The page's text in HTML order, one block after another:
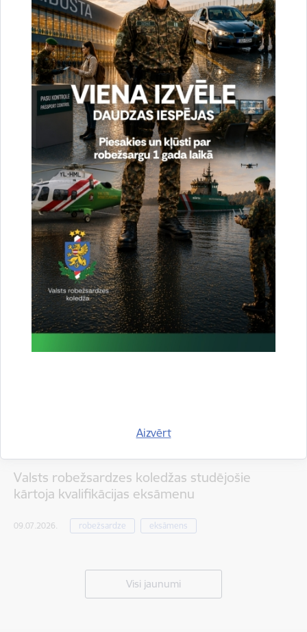
Aizvērt
Aizvadīts Valsts robežsardzes koledžas īsā cikla
profesionālās augstākās izglītības studiju
programmas „Robežapsardze” pilna laika 22.
izlaidums
13.07.2026. izlaidums robežsargs
Valsts robežsardzes koledžas studējošie
kārtoja kvalifikācijas eksāmenu
09.07.2026. robežsardze eksāmens
Visi jaunumi